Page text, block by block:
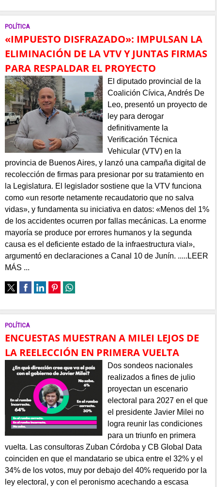
POLÍTICA
«IMPUESTO DISFRAZADO»: IMPULSAN LA
ELIMINACIÓN DE LA VTV Y JUNTAS FIRMAS
PARA RESPALDAR EL PROYECTO
El diputado provincial de la
Coalición Cívica, Andrés De
Leo, presentó un proyecto de
ley para derogar
definitivamente la
Verificación Técnica
Vehicular (VTV) en la
provincia de Buenos Aires, y lanzó una campaña digital de
recolección de firmas para presionar por su tratamiento en
la Legislatura. El legislador sostiene que la VTV funciona
como «un resorte netamente recaudatorio que no salva
vidas», y fundamenta su iniciativa en datos: «Menos del 1%
de los accidentes ocurren por fallas mecánicas. La enorme
mayoría se produce por errores humanos y la segunda
causa es el deficiente estado de la infraestructura vial»,
argumentó en declaraciones a Canal 10 de Junín. .....LEER
MÁS ...
POLÍTICA
ENCUESTAS MUESTRAN A MILEI LEJOS DE
LA REELECCIÓN EN PRIMERA VUELTA
Dos sondeos nacionales
realizados a fines de julio
proyectan un escenario
electoral para 2027 en el que
el presidente Javier Milei no
logra reunir las condiciones
para un triunfo en primera
vuelta. Las consultoras Zuban Córdoba y CB Global Data
coinciden en que el mandatario se ubica entre el 32% y el
34% de los votos, muy por debajo del 40% requerido por la
ley electoral, y con el peronismo acechando a escasa